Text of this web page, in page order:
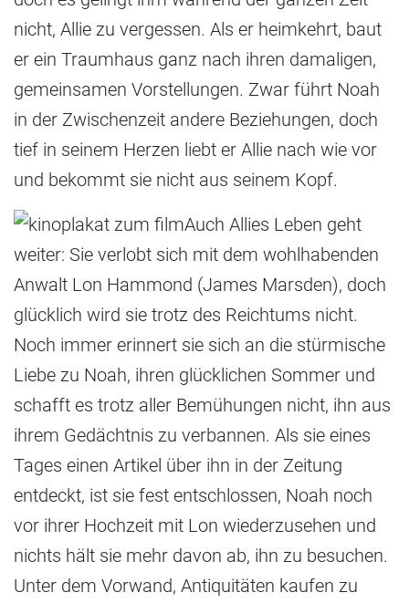
nicht, Allie zu vergessen. Als er heimkehrt, baut
er ein Traumhaus ganz nach ihren damaligen,
gemeinsamen Vorstellungen. Zwar führt Noah
in der Zwischenzeit andere Beziehungen, doch
tief in seinem Herzen liebt er Allie nach wie vor
und bekommt sie nicht aus seinem Kopf.
Auch Allies Leben geht
weiter: Sie verlobt sich mit dem wohlhabenden
Anwalt Lon Hammond (James Marsden), doch
glücklich wird sie trotz des Reichtums nicht.
Noch immer erinnert sie sich an die stürmische
Liebe zu Noah, ihren glücklichen Sommer und
schafft es trotz aller Bemühungen nicht, ihn aus
ihrem Gedächtnis zu verbannen. Als sie eines
Tages einen Artikel über ihn in der Zeitung
entdeckt, ist sie fest entschlossen, Noah noch
vor ihrer Hochzeit mit Lon wiederzusehen und
nichts hält sie mehr davon ab, ihn zu besuchen.
Unter dem Vorwand, Antiquitäten kaufen zu